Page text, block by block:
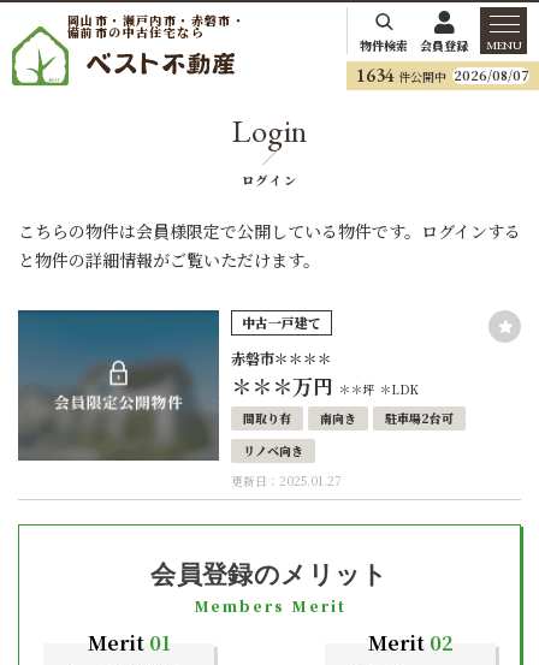
岡山市・瀬戸内市・赤磐市・
備前市の中古住宅なら
物件検索 会員登録 MENU
1634 件公開中 2026/08/07
Login
ログイン
こちらの物件は会員様限定で公開している物件です。ログインする
と物件の詳細情報がご覧いただけます。
中古一戸建て
赤磐市＊＊＊＊
＊＊＊万円 ＊＊坪 ＊LDK
間取り有
南向き
駐車場2台可
リノベ向き
更新日：2025.01.27
会員登録のメリット
Members Merit
Merit01 Merit02